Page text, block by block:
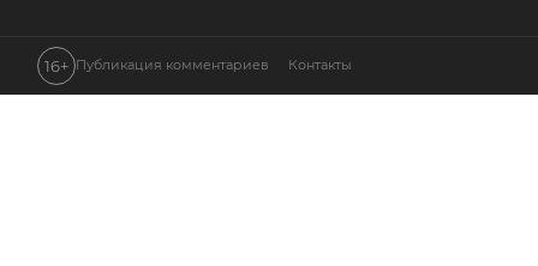
16+ Публикация комментариев Контакты